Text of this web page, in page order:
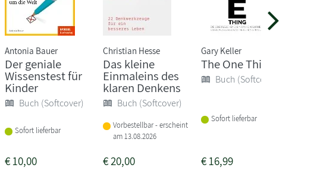
Antonia Bauer
Der geniale
Wissenstest für
Kinder
Buch (Softcover)
Sofort lieferbar
€10,00
Christian Hesse
Das kleine
Einmaleins des
klaren Denkens
Buch (Softcover)
Vorbestellbar - erscheint
am 13.08.2026
€20,00
Gary Keller
The One Thing
Buch (Softcover)
Sofort lieferbar
€16,99